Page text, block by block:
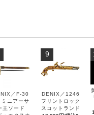
／F-30
ニアーサ
王ソード
9
DENIX／1246
フリントロック
スコットランド